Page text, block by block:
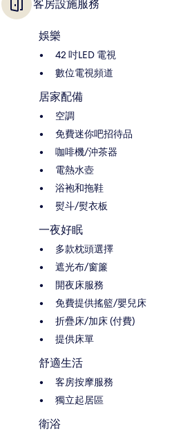
客房設施服務
娛樂
42 吋LED 電視
數位電視頻道
居家配備
空調
免費迷你吧招待品
咖啡機/沖茶器
電熱水壺
浴袍和拖鞋
熨斗/熨衣板
一夜好眠
多款枕頭選擇
遮光布/窗簾
開夜床服務
免費提供搖籃/嬰兒床
折疊床/加床 (付費)
提供床單
舒適生活
客房按摩服務
獨立起居區
衛浴